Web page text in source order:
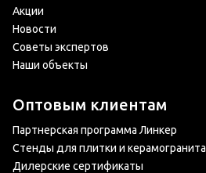
Акции
Новости
Советы экспертов
Наши объекты
Оптовым клиентам
Партнерская программа Линкер
Стенды для плитки и керамогранита
Дилерские сертификаты